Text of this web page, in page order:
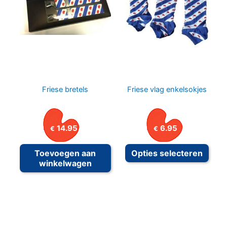
kan
gekozen
Friese bretels
€ 14.95
Toevoegen aan
winkelwagen
Friese vlag enkelsokjes
€ 6.95
Opties selecteren
Dit